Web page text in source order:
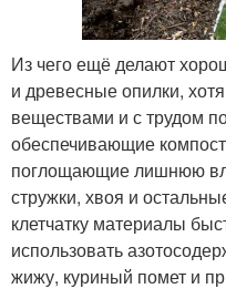
Из чего ещё делают
и древесные опилки,
веществами и с трудом
обеспечивающие
поглощающие лишнюю
стружки, хвоя и
клетчатку материалы
использовать
жижу, куриный помет и